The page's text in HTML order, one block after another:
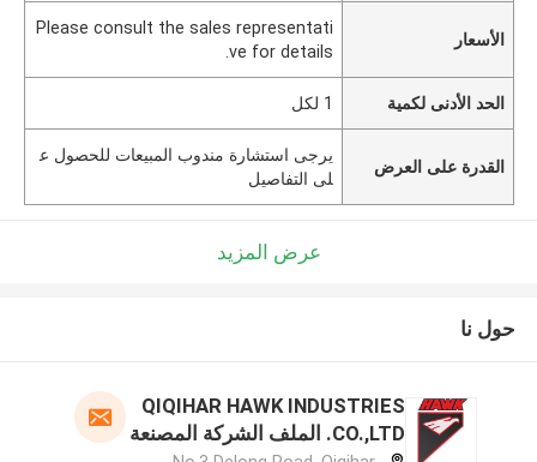
الأسعار
Please consult the sales representati
ve for details.
الحد الأدنى لكمية 1 لكل
القدرة على العرض
يرجى استشارة مندوب المبيعات للحصول ع
لى التفاصيل
عرض المزيد
حول نا
QIQIHAR HAWK INDUSTRIES
CO.,LTD. الملف الشركة المصنعة